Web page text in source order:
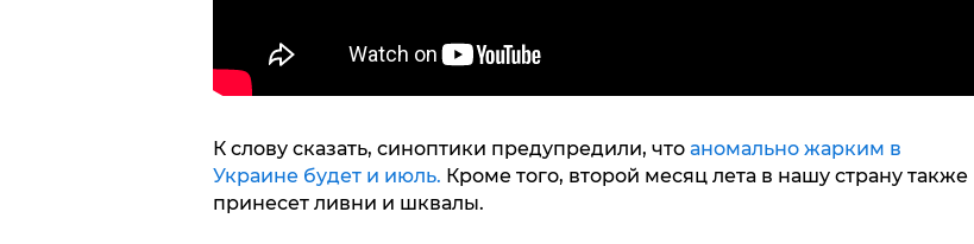
К слову сказать, синоптики предупредили, что аномально жарким в
Украине будет и июль. Кроме того, второй месяц лета в нашу страну также
принесет ливни и шквалы.